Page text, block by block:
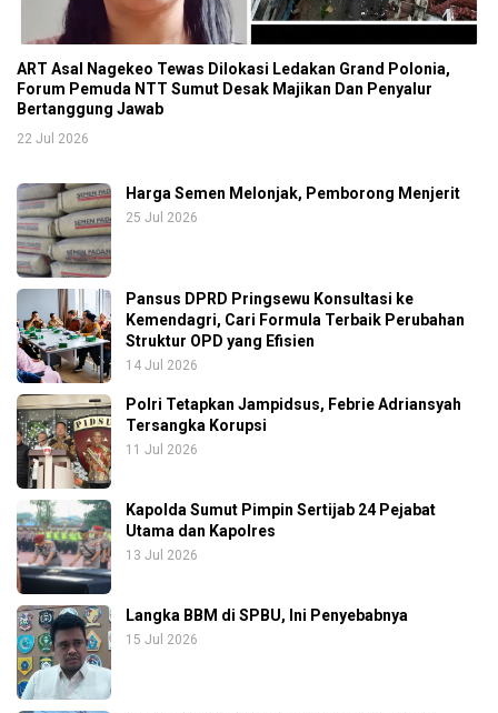
ART Asal Nagekeo Tewas Dilokasi Ledakan Grand Polonia,
Forum Pemuda NTT Sumut Desak Majikan Dan Penyalur
Bertanggung Jawab
22 Jul 2026
Harga Semen Melonjak, Pemborong Menjerit
25 Jul 2026
Pansus DPRD Pringsewu Konsultasi ke
Kemendagri, Cari Formula Terbaik Perubahan
Struktur OPD yang Efisien
14 Jul 2026
Polri Tetapkan Jampidsus, Febrie Adriansyah
Tersangka Korupsi
11 Jul 2026
Kapolda Sumut Pimpin Sertijab 24 Pejabat
Utama dan Kapolres
13 Jul 2026
Langka BBM di SPBU, Ini Penyebabnya
15 Jul 2026